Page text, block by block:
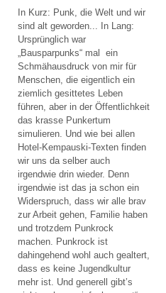
In Kurz: Punk, die Welt und wir
sind alt geworden... In Lang:
Ursprünglich war
„Bausparpunks“ mal ein
Schmähausdruck von mir für
Menschen, die eigentlich ein
ziemlich gesittetes Leben
führen, aber in der Öffentlichkeit
das krasse Punkertum
simulieren. Und wie bei allen
Hotel-Kempauski-Texten finden
wir uns da selber auch
irgendwie drin wieder. Denn
irgendwie ist das ja schon ein
Widerspruch, dass wir alle brav
zur Arbeit gehen, Familie haben
und trotzdem Punkrock
machen. Punkrock ist
dahingehend wohl auch gealtert,
dass es keine Jugendkultur
mehr ist. Und generell gibt’s